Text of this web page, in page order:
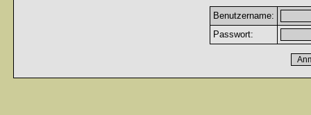
Benutzername:
Passwort: